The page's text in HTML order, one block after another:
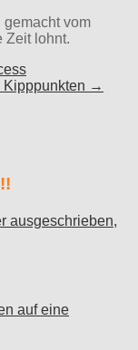
gemacht vom
Zeit lohnt.
Kipppunkten →
ausgeschrieben,
auf eine